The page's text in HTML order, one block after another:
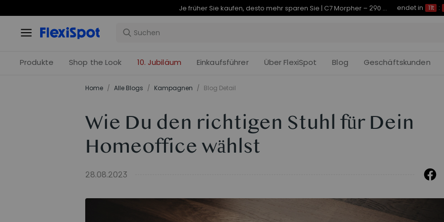
Je früher Sie kaufen, desto mehr sparen Sie | C7 Morpher – 290 € Rabatt endet in 11t :
Produkte Shop the Look 10. Jubiläum Einkaufsführer Über FlexiSpot Blog Geschäftskunden
Home / Alle Blogs / Kampagnen / Blog Detail
Wie Du den richtigen Stuhl für Dein
Homeoffice wählst
28.08.2023